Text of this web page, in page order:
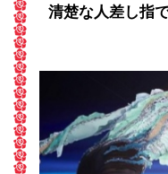
清楚な人差し指